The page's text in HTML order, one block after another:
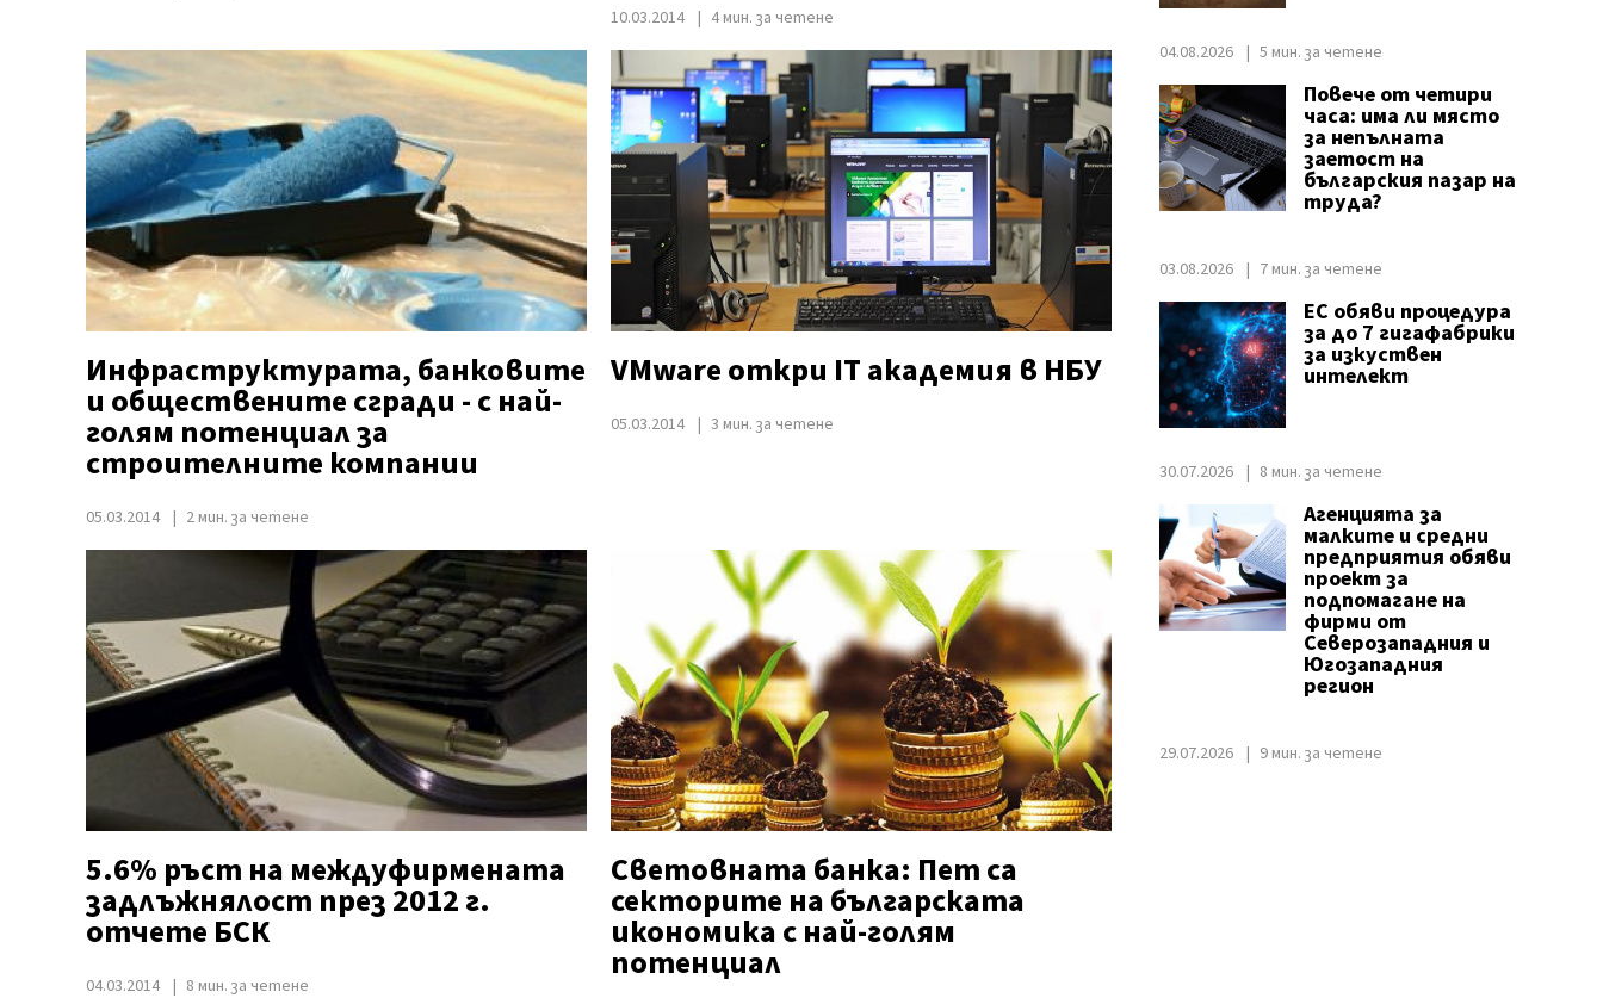
10.03.2014 4 мин. за четене
Инфраструктурата, банковите
и обществените сгради - с най-
голям потенциал за
строителните компании
05.03.2014 2 мин. за четене
VMware откри IT академия в НБУ
05.03.2014 3 мин. за четене
5.6% ръст на междуфирмената
задлъжнялост през 2012 г.
отчете БСК
04.03.2014 8 мин. за четене
Световната банка: Пет са
секторите на българската
икономика с най-голям
потенциал
04.08.2026 5 мин. за четене
Повече от четири
часа: има ли място
за непълната
заетост на
българския пазар на
труда?
03.08.2026 7 мин. за четене
ЕС обяви процедура
за до 7 гигафабрики
за изкуствен
интелект
30.07.2026 8 мин. за четене
Агенцията за
малките и средни
предприятия обяви
проект за
подпомагане на
фирми от
Северозападния и
Югозападния
регион
29.07.2026 9 мин. за четене